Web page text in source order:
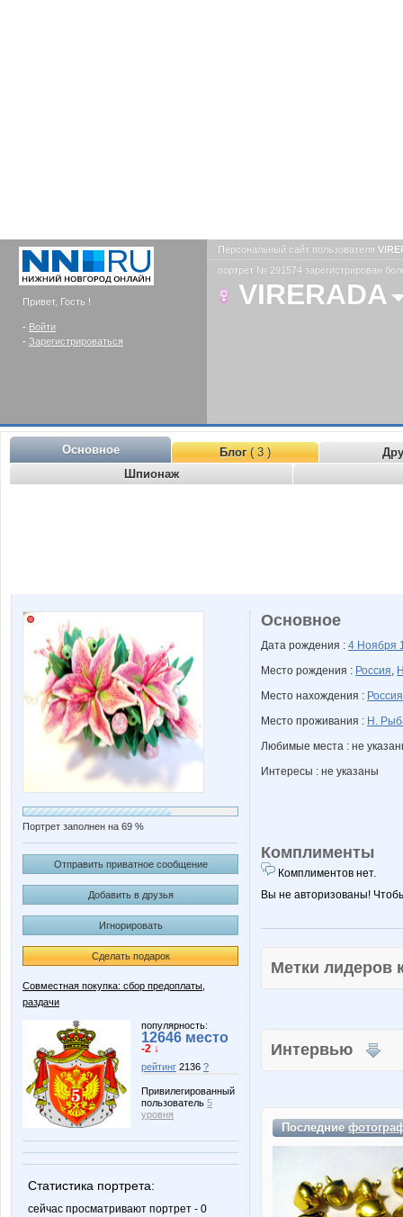
Привет, Гость !
- Войти
- Зарегистрироваться
Персональный сайт пользователя
портрет № 291574 зарегистрирован
VIRERADA
Основное Блог( 3 )
Шпионаж
Портрет заполнен на 69 %
Отправить приватное сообщение
Добавить в друзья
Игнорировать
Сделать подарок
Совместная покупка: сбор предоплаты,
раздачи
популярность:
12646 место
-2 ↓
рейтинг 2136 ?
Привилегированный
пользователь 5
уровня
Статистика портрета:
сейчас просматривают портрет - 0
Основное
Дата рождения : 4 Ноября
Место рождения : Россия,
Место нахождения : Россия
Место проживания : Н.
Любимые места : не
Интересы : не указаны
Комплименты
Комплиментов нет.
Вы не авторизованы!
Метки
Интервью
Последние